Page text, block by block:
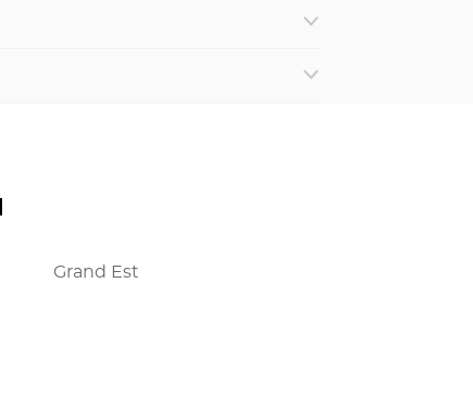
Grand Est